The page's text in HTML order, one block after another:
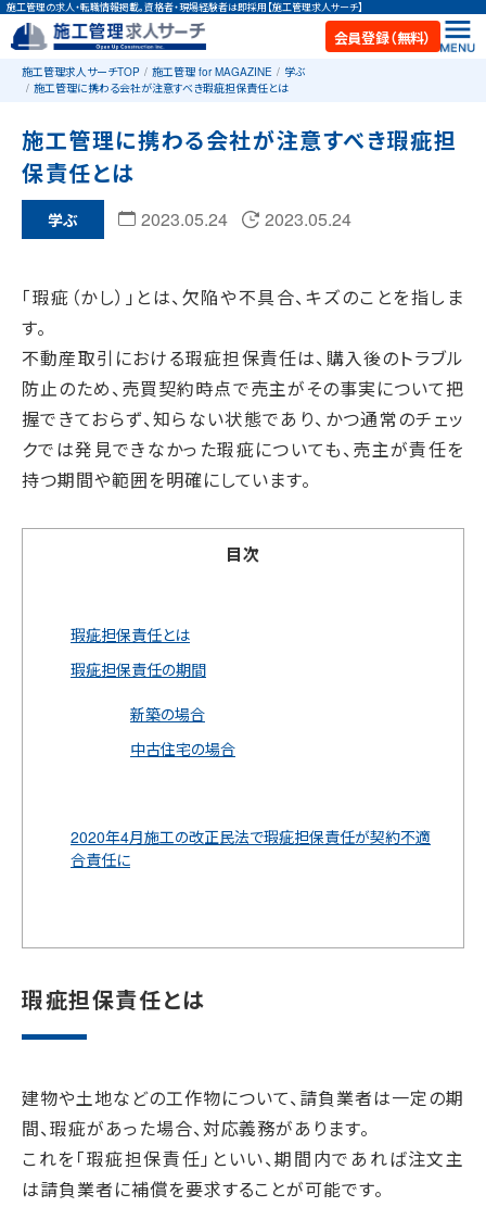
施工管理の求人・転職情報掲載。資格者・現場経験者は即採用【施工管理求人サーチ】
会員登録（無料）
施工管理求人サーチTOP 施工管理 for MAGAZINE
学ぶ
施工管理に携わる会社が注意すべき瑕疵担保責任とは
施工管理に携わる会社が注意すべき瑕疵担
保責任とは
学ぶ 2023.05.24 2023.05.24
「瑕疵（かし）」とは、欠陥や不具合、キズのことを指しま
す。
不動産取引における瑕疵担保責任は、購入後のトラブル
防止のため、売買契約時点で売主がその事実について把
握できておらず、知らない状態であり、かつ通常のチェッ
クでは発見できなかった瑕疵についても、売主が責任を
持つ期間や範囲を明確にしています。
目次
瑕疵担保責任とは
瑕疵担保責任の期間
新築の場合
中古住宅の場合
2020年4月施工の改正民法で瑕疵担保責任が契約不適
合責任に
瑕疵担保責任とは
建物や土地などの工作物について、請負業者は一定の期
間、瑕疵があった場合、対応義務があります。
これを「瑕疵担保責任」といい、期間内であれば注文主
は請負業者に補償を要求することが可能です。